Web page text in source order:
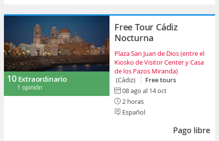
10 Extraordinario
1 opinión
Free Tour Cádiz
Nocturna
Plaza San Juan de Dios (entre el
Kiosko de Visitor Center y Casa
de los Pazos Miranda)
(Cádiz)
Free tours
08 ago al 14 oct
2 horas
Español
Pago libre